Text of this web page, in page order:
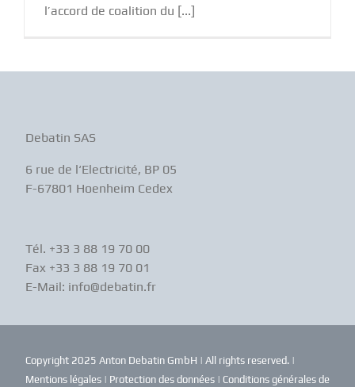
l’accord de coalition du [...]
Debatin SAS
6 rue de l‘Electricité, BP 05
F-67801 Hoenheim Cedex
Tél. +33 3 88 19 70 00
Fax +33 3 88 19 70 01
E-Mail: info@debatin.fr
Copyright 2025 Anton Debatin GmbH | All rights reserved. |
Mentions légales| Protection des données| Conditions générales de